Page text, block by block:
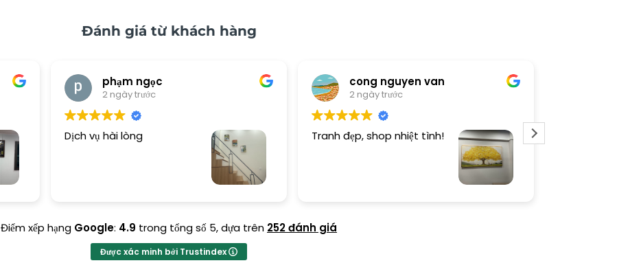
Đánh giá từ khách hàng
phạm ngọc
2 ngày trước
Dịch vụ hài lòng
cong nguyen van
2 ngày trước
Tranh đẹp, shop nhiệt tình!
Điểm xếp hạng Google: 4.9 trong tổng số 5,dựa trên 252 đánh giá
Được xác minh bởi Trustindex